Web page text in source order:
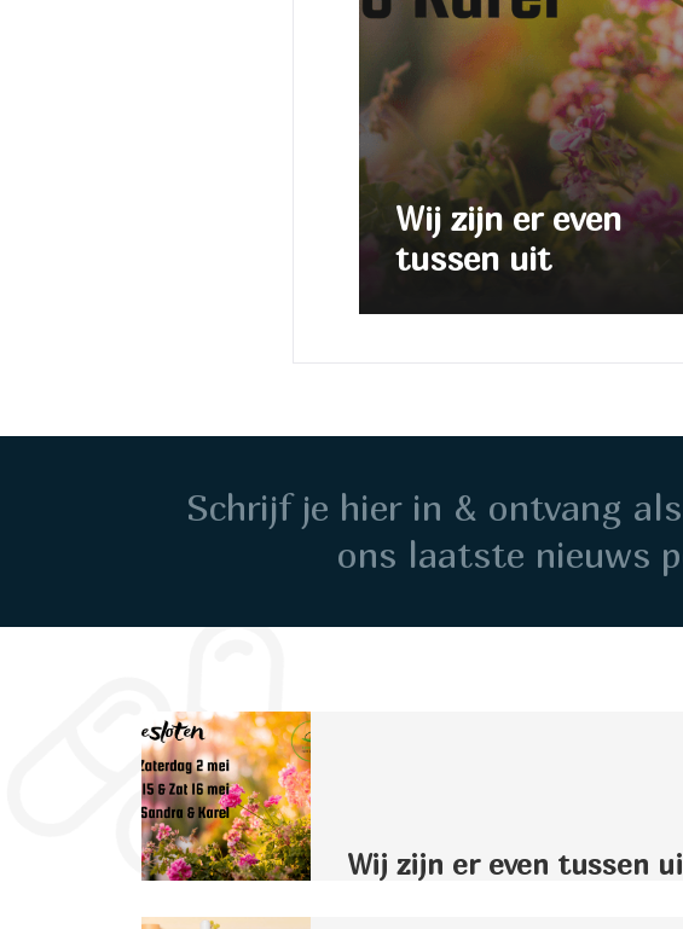
Wij zijn er even
tussen uit
Schrijf je hier in & ontvang
ons laatste nieuws
Wij zijn er even tussen